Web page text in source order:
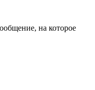
на которое